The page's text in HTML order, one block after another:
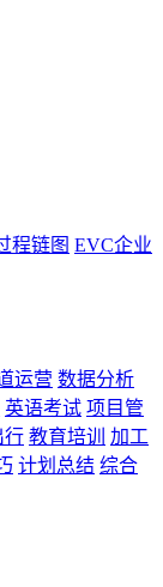
程链图 EVC企业
运营 数据分析
英语考试 项目管
行 教育培训
加工
计划总结 综合